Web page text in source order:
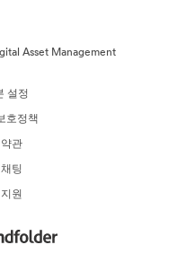
Asset Management
설정
호정책
관
팅
원